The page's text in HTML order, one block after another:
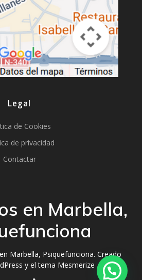
Legal
de Cookies
de privacidad
Contactar
en Marbella,
Marbella, Psiquefunciona. Creado
y eltema Mesmerize